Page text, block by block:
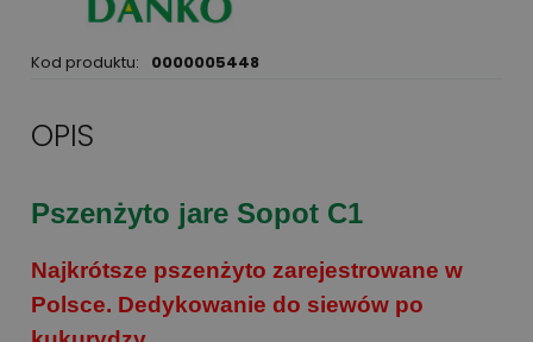
Kod produktu: 0000005448
OPIS
Pszenżyto jare Sopot C1
Najkrótsze pszenżyto zarejestrowane w
Polsce. Dedykowanie do siewów po